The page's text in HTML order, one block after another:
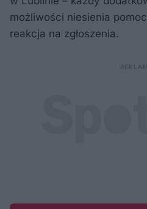
możliwości niesienia
reakcja na zgłoszenia.